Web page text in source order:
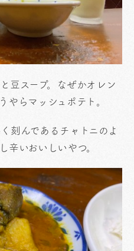
豆スープ。なぜかオレン
やらマッシュポテト。
刻んであるチャトニのよ
辛いおいしいやつ。